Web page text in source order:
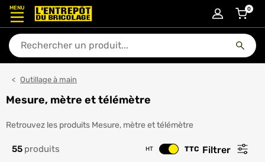
MENU
En quoi puis-je vous aider ?
0article
Outillage à main
Mesure, mètre et télémètre
Mesure, mètre et télémètre
Retrouvez les produits Mesure, mètre et télémètre
55 produits HT Changer le prix
TTC Filtrer